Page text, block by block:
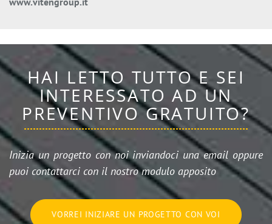
HAI LETTO TUTTO E SEI
INTERESSATO AD UN
PREVENTIVO GRATUITO?
Inizia un progetto con noi inviandoci una email oppure
puoi contattarci con il nostro modulo apposito
VORREI INIZIARE UN PROGETTO CON VOI